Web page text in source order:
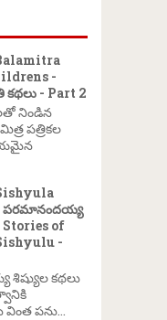
-
- Part 2
నిండిన
పత్రికల
పరమానందయ్య
Stories of
-
కథలు
పను...